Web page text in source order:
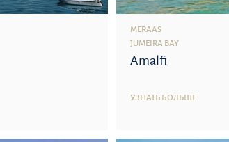
MERAAS
JUMEIRA BAY
Amalfi
УЗНАТЬ БОЛЬШЕ